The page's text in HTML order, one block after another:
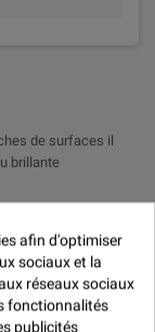
de surfaces il
brillante
afin d'optimiser
sociaux et la
réseaux sociaux
fonctionnalités
publicités